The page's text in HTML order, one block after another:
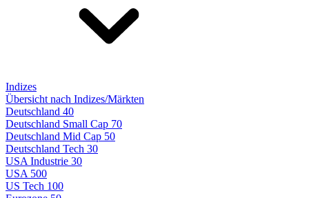
Indizes
Übersicht nach Indizes/Märkten
Deutschland 40
Deutschland Small Cap 70
Deutschland Mid Cap 50
Deutschland Tech 30
USA Industrie 30
USA 500
US Tech 100